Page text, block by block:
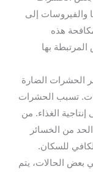
والفيروسات إلى
هذه
بها
الحشرات الضارة
تسبب الحشرات
إنتاجية الغذاء. من
من الخسائر
للسكان.
بعض الحالات، يتم